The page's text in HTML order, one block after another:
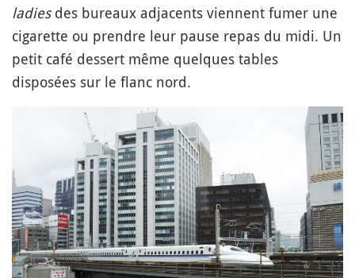
ladies des bureaux adjacents viennent fumer une
cigarette ou prendre leur pause repas du midi. Un
petit café dessert même quelques tables
disposées sur le flanc nord.